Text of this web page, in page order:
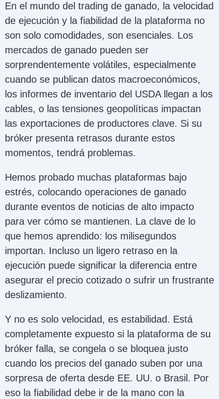
En el mundo del trading de ganado, la velocidad
de ejecución y la fiabilidad de la plataforma no
son solo comodidades, son esenciales. Los
mercados de ganado pueden ser
sorprendentemente volátiles, especialmente
cuando se publican datos macroeconómicos,
los informes de inventario del USDA llegan a los
cables, o las tensiones geopolíticas impactan
las exportaciones de productores clave. Si su
bróker presenta retrasos durante estos
momentos, tendrá problemas.
Hemos probado muchas plataformas bajo
estrés, colocando operaciones de ganado
durante eventos de noticias de alto impacto
para ver cómo se mantienen. La clave de lo
que hemos aprendido: los milisegundos
importan. Incluso un ligero retraso en la
ejecución puede significar la diferencia entre
asegurar el precio cotizado o sufrir un frustrante
deslizamiento.
Y no es solo velocidad, es estabilidad. Está
completamente expuesto si la plataforma de su
bróker falla, se congela o se bloquea justo
cuando los precios del ganado suben por una
sorpresa de oferta desde EE. UU. o Brasil. Por
eso la fiabilidad debe ir de la mano con la